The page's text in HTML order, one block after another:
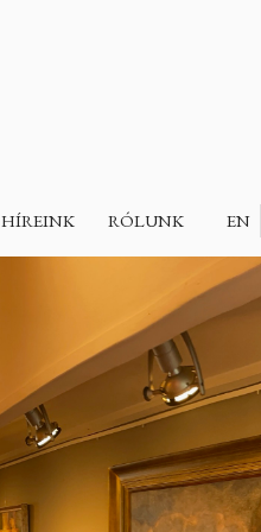
HÍREINK RÓLUNK EN
Keresés